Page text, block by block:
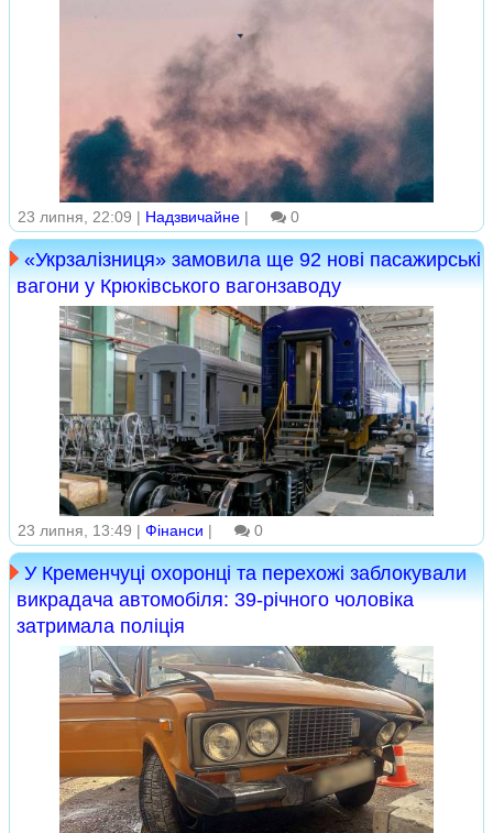
23 липня, 22:09 | Надзвичайне | 0
«Укрзалізниця» замовила ще 92 нові пасажирські
вагони у Крюківського вагонзаводу
23 липня, 13:49 | Фінанси | 0
У Кременчуці охоронці та перехожі заблокували
викрадача автомобіля: 39-річного чоловіка
затримала поліція